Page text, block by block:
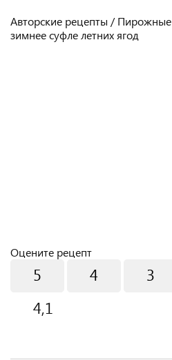
Авторские рецепты / Пирожные
зимнее суфле летних ягод
Оцените рецепт
5 4 3
4,1